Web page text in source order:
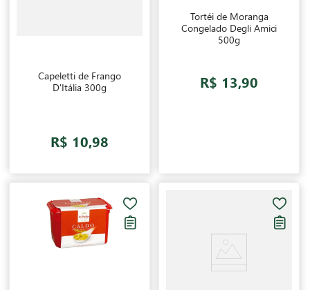
Capeletti de Frango
D'Itália 300g
R$ 10,98
Tortéi de Moranga
Congelado Degli Amici
500g
R$ 13,90